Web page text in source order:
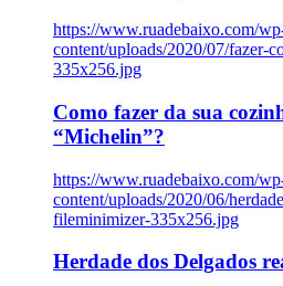
https://www.ruadebaixo.com/
content/uploads/2020/07/fazer-
335x256.jpg
Como fazer da sua
“Michelin”?
https://www.ruadebaixo.com/
content/uploads/2020/06/
fileminimizer-335x256.jpg
Herdade dos Delgados